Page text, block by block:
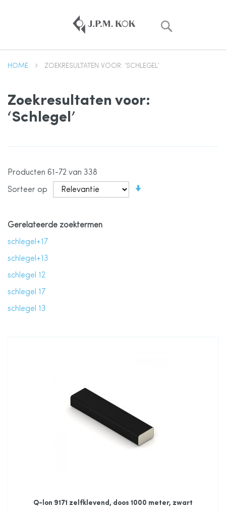
HOME ZOEKRESULTATEN VOOR: ‘SCHLEGEL’
Zoekresultaten voor:
‘Schlegel’
Producten 61 -72 van 338
Sorteer op
Gerelateerde zoektermen
schlegel+17
schlegel+13
schlegel 12
schlegel 17
schlegel 13
Q-lon 9171 zelfklevend, doos 1000 meter, zwart